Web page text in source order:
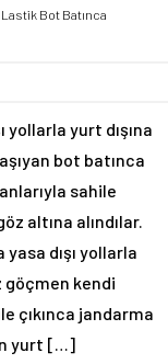
Bot Batınca
yollarla yurt dışına
bot batınca
sahile
altına alındılar.
yasa dışı yollarla
göçmen kendi
çıkınca jandarma
yurt […]